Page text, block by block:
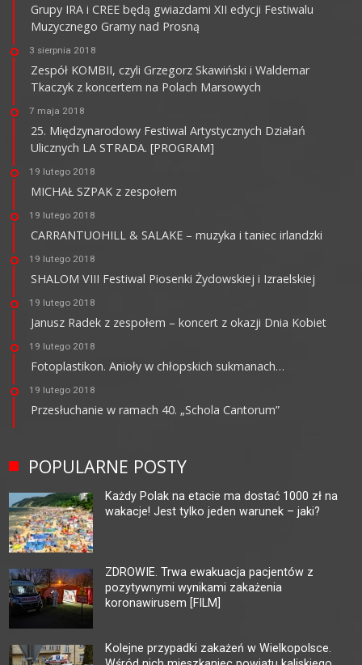
Grupy IRA i CREE będą gwiazdami XII edycji Festiwalu
Muzycznego Gramy nad Prosną
3 sierpnia 2018
Zespół KOMBII, czyli Grzegorz Skawiński i Waldemar
Tkaczyk z koncertem na Polach Marsowych
7 maja 2018
25. Międzynarodowy Festiwal Artystycznych Działań
Ulicznych LA STRADA. [PROGRAM]
19 lutego 2018
MICHAŁ SZPAK z zespołem
19 lutego 2018
CARRANTUOHILL & SALAKE – muzyka i taniec irlandzki
19 lutego 2018
SHALOM VIII Festiwal Piosenki Żydowskiej i Izraelskiej
19 lutego 2018
Janusz Radek z zespołem – koncert z okazji Dnia Kobiet
19 lutego 2018
Fotoplastikon. Anioły w chłopskich sukmanach…
19 lutego 2018
Przesłuchanie w ramach 40. „Schola Cantorum”
POPULARNE POSTY
Każdy Polak na etacie ma dostać 1000 zł na
wakacje! Jest tylko jeden warunek – jaki?
ZDROWIE. Trwa ewakuacja pacjentów z
pozytywnymi wynikami zakażenia
koronawirusem [FILM]
Kolejne przypadki zakażeń w Wielkopolsce.